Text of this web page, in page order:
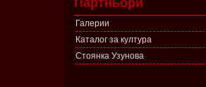
Галерии
Каталог за култура
Стоянка Узунова